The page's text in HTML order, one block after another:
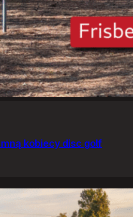
kobiecy disc golf